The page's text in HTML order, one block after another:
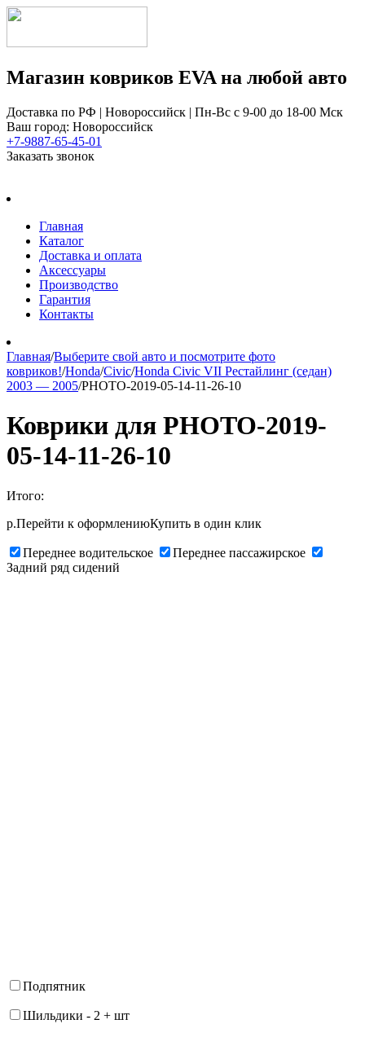
Магазин ковриков EVA ​на любой авто
Доставка по РФ | Новороссийск | Пн-Вс с 9-00 до 18-00 Мск
Ваш город: Новороссийск
+7-9887-65-45-01
Заказать звонок
Главная
Каталог
Доставка и оплата
Аксессуары
Производство
Гарантия
Контакты
Главная/Выберите свой авто и посмотрите фото
ковриков!/Honda/Civic/Honda Civic VII Рестайлинг (седан)
2003 — 2005/PHOTO-2019-05-14-11-26-10
Коврики для PHOTO-2019-
05-14-11-26-10
Итого:
р.Перейти к оформлениюКупить в один клик
Переднее водительское
Переднее пассажирское
Задний ряд сидений
Подпятник
Шильдики - 2 + шт